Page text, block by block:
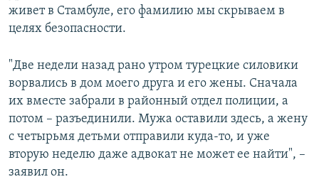
живет в Стамбуле, его фамилию мы скрываем в
целях безопасности.
"Две недели назад рано утром турецкие силовики
ворвались в дом моего друга и его жены. Сначала
их вместе забрали в районный отдел полиции, а
потом – разъединили. Мужа оставили здесь, а жену
с четырьмя детьми отправили куда-то, и уже
вторую неделю даже адвокат не может ее найти", –
заявил он.